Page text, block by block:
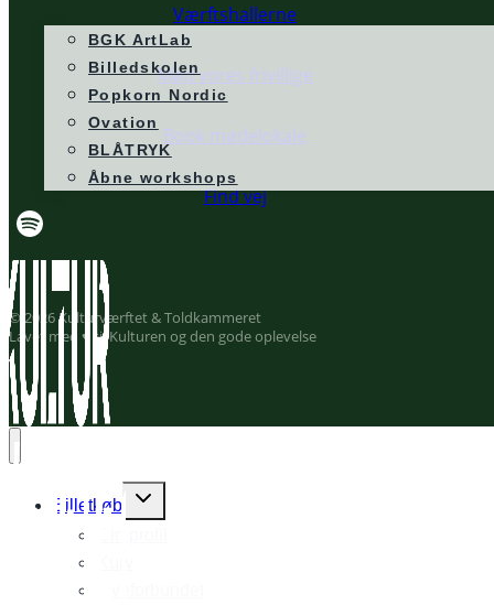
BGK ArtLab
Billedskolen
Popkorn Nordic
Ovation
BLÅTRYK
Åbne workshops
Værftshallerne
Mød vores frivillige
Book mødelokale
Find vej
© 2026 Kulturværftet & Toldkammeret
Lavet med ♥ til Kulturen og den gode oplevelse
Billetkøb
Expand
child